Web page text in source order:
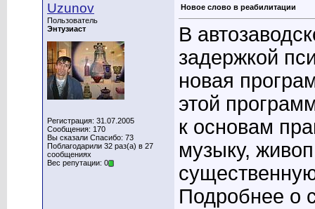
Uzunov
Пользователь
Энтузиаст
Регистрация: 31.07.2005
Сообщения: 170
Вы сказали Спасибо: 73
Поблагодарили 32 раз(а) в 27
сообщениях
Вес репутации: 0
Новое слово в реабилитации
В
задержкой
новая
этой
к основам
музыку,
Подробнее о